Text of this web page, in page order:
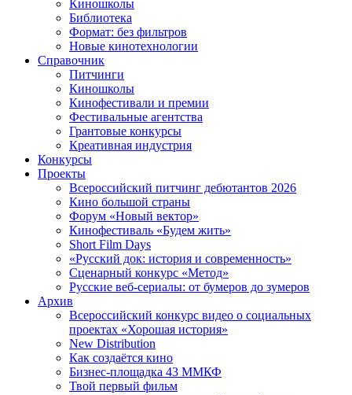
Киношколы
Библиотека
Формат: без фильтров
Новые кинотехнологии
Справочник
Питчинги
Киношколы
Кинофестивали и премии
Фестивальные агентства
Грантовые конкурсы
Креативная индустрия
Конкурсы
Проекты
Всероссийский питчинг дебютантов 2026
Кино большой страны
Форум «Новый вектор»
Кинофестиваль «Будем жить»
Short Film Days
«Русский док: история и современность»
Сценарный конкурс «Метод»
Русские веб-сериалы: от бумеров до зумеров
Архив
Всероссийский конкурс видео о социальных
проектах «Хорошая история»
New Distribution
Как создаётся кино
Бизнес-площадка 43 ММКФ
Твой первый фильм